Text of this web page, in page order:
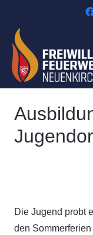
Die Jugend probt
den